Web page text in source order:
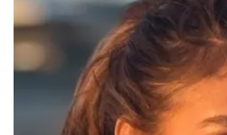
продуктах. Один из
Богатые витаминами и
они помогают
их рост и делают пряди
И да, этот суперфуд
кто придерживается